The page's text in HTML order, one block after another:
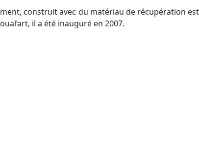
construit avec du matériau de récupération est
il a été inauguré en 2007.